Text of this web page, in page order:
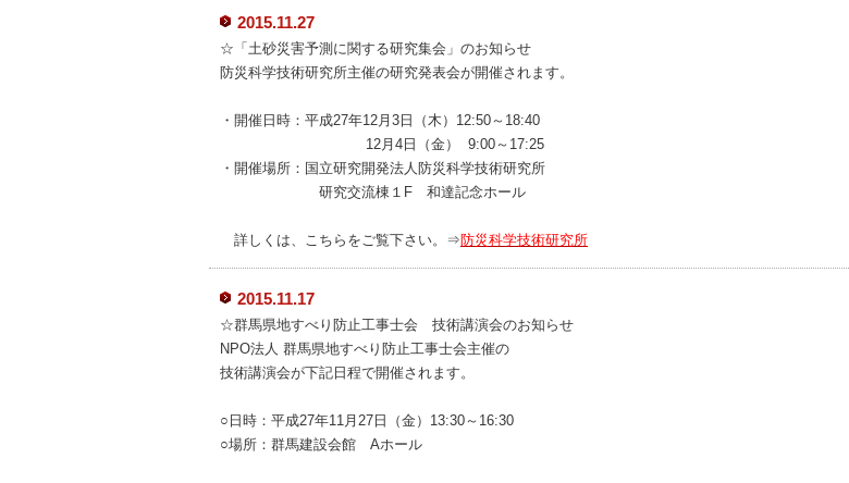
2015.11.27
☆「土砂災害予測に関する研究集会」のお知らせ
防災科学技術研究所主催の研究発表会が開催されます。
・開催日時：平成27年12月3日（木）12:50～18:40
12月4日（金） 9:00～17:25
・開催場所：国立研究開発法人防災科学技術研究所
研究交流棟１F 和達記念ホール
詳しくは、こちらをご覧下さい。⇒防災科学技術研究所
2015.11.17
☆群馬県地すべり防止工事士会 技術講演会のお知らせ
NPO法人 群馬県地すべり防止工事士会主催の
技術講演会が下記日程で開催されます。
○日時：平成27年11月27日（金）13:30～16:30
○場所：群馬建設会館 Aホール